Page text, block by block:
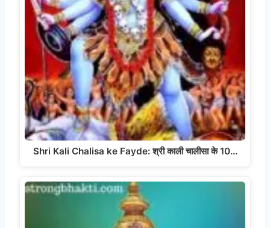
Shri Kali Chalisa ke Fayde: श्री काली चालीसा के 10…